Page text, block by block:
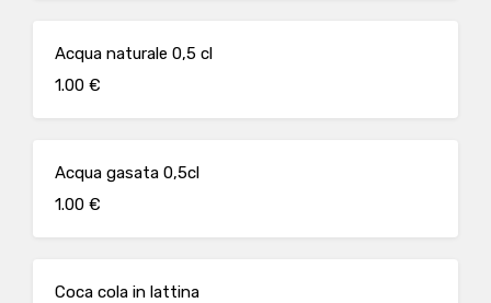
Acqua naturale 0,5 cl
1.00 €
Acqua gasata 0,5cl
1.00 €
Coca cola in lattina